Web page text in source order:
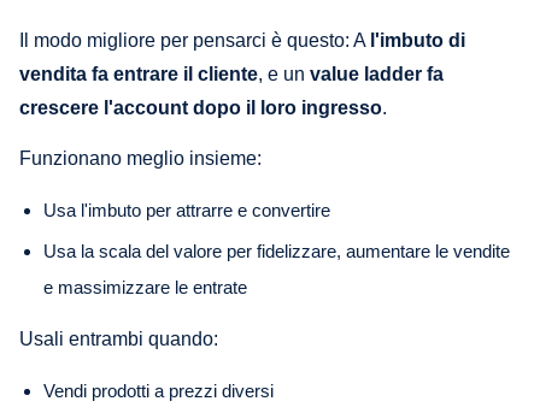
Il modo migliore per pensarci è questo: A l'imbuto di
vendita fa entrare il cliente, e un value ladder fa
crescere l'account dopo il loro ingresso.
Funzionano meglio insieme:
Usa l'imbuto per attrarre e convertire
Usa la scala del valore per fidelizzare, aumentare le vendite
e massimizzare le entrate
Usali entrambi quando:
Vendi prodotti a prezzi diversi